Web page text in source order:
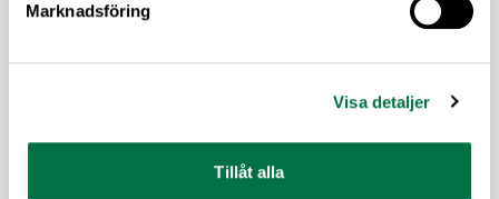
Marknadsföring
Visa detaljer
Tillåt alla
Avtalsrörelse
Våra kollektivavtal behöver kontinuerligt utvecklas så
verksamheter. En av Livsmedelsföretagens
fackförbunden och företagsrepresentanter arbeta
för att modernisera kollektivavtalen. Avtalsrörelsen